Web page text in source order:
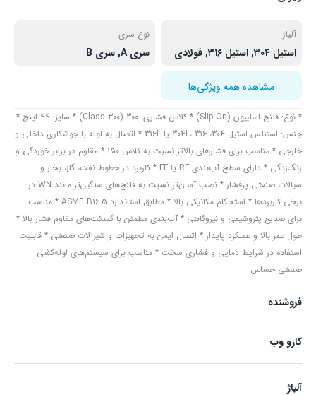
آلیاژ
استیل ۳۰۴, استیل ۳۱۶, فولادی
نوع سری
سری A, سری B
مشاهده همه ویژگی‌ها
* نوع: فلنج اسلیپون (Slip-On) * کلاس فشاری: 300 (Class 300) * سایز: 44 اینچ *
جنس: استنلس استیل 304، 304L، 316 یا 316L * اتصال به لوله با جوشکاری داخلی و
خارجی * مناسب برای فشارهای بالاتر نسبت به کلاس 150 * مقاوم در برابر خوردگی و
زنگ‌زدگی * دارای سطح آب‌بندی RF یا FF * کاربرد در خطوط نفت، گاز، بخار و
سیالات صنعتی پرفشار * نصب آسان‌تر نسبت به فلنج‌های سنگین‌تر مانند WN در
برخی کاربردها * استحکام مکانیکی بالا * مطابق استاندارد ASME B16.5 * مناسب
برای صنایع پتروشیمی و نیروگاهی * آب‌بندی مطمئن با گسکت‌های مقاوم فشار بالا *
طول عمر بالا و عملکرد پایدار * اتصال ایمن به تجهیزات و شیرآلات صنعتی * قابلیت
استفاده در شرایط دمایی و فشاری سخت * مناسب برای سیستم‌های لوله‌کشی
صنعتی حساس
فروشنده
کارو وب
آلیاژ